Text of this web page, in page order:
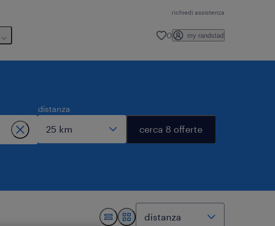
richiedi assistenza
0 my randstad
distanza
cerca 8 offerte